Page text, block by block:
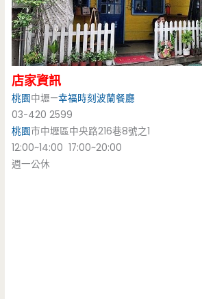
店家資訊
桃園中壢—幸福時刻波蘭餐廳
03-420 2599
桃園市中壢區中央路216巷8號之1
12:00~14:00 17:00~20:00
週一公休